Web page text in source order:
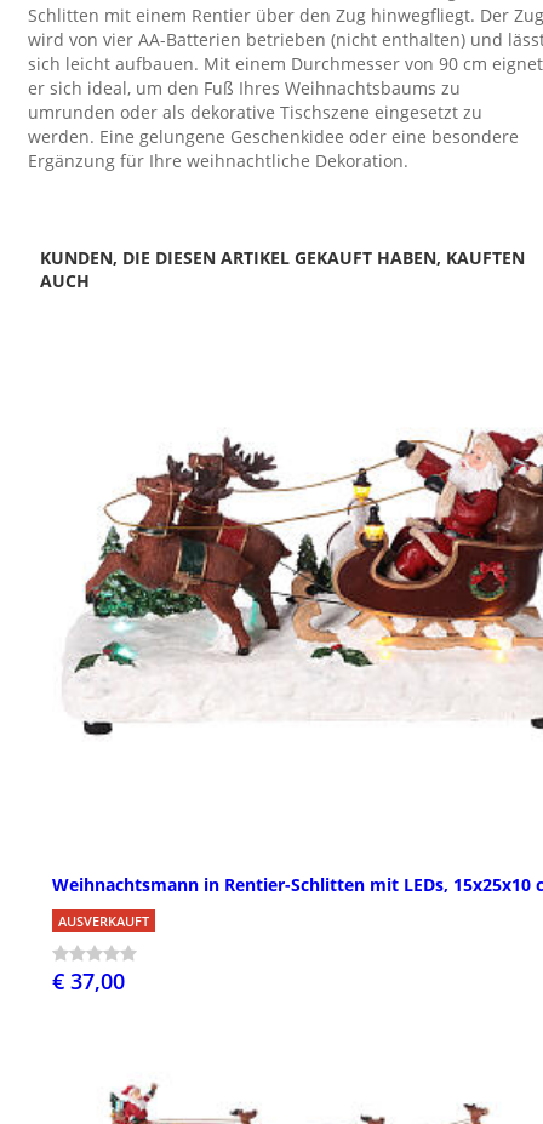
Schlitten mit einem Rentier über den Zug hinwegfliegt. Der Zug
wird von vier AA-Batterien betrieben (nicht enthalten) und
sich leicht aufbauen. Mit einem Durchmesser von 90 cm eignet
er sich ideal, um den Fuß Ihres Weihnachtsbaums zu
umrunden oder als dekorative Tischszene eingesetzt zu
werden. Eine gelungene Geschenkidee oder eine besondere
Ergänzung für Ihre weihnachtliche Dekoration.
KUNDEN, DIE DIESEN ARTIKEL GEKAUFT HABEN, KAUFTEN
AUCH
Weihnachtsmann in Rentier-Schlitten mit LEDs, 15x25x10
AUSVERKAUFT
€ 37,00